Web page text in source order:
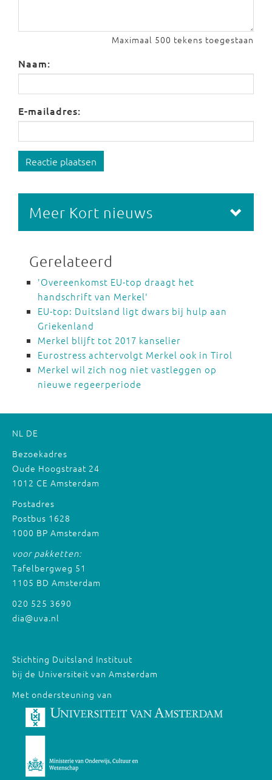
Maximaal 500 tekens toegestaan
Naam:
E-mailadres:
Reactie plaatsen
Meer Kort nieuws
Gerelateerd
'Overeenkomst EU-top draagt het
handschrift van Merkel'
EU-top: Duitsland ligt dwars bij hulp aan
Griekenland
Merkel blijft tot 2017 kanselier
Eurostress achtervolgt Merkel ook in Tirol
Merkel wil zich nog niet vastleggen op
nieuwe regeerperiode
NL DE
Bezoekadres
Oude Hoogstraat 24
1012 CE Amsterdam
Postadres
Postbus 1628
1000 BP Amsterdam
voor pakketten:
Tafelbergweg 51
1105 BD Amsterdam
020 525 3690
dia@uva.nl
Stichting Duitsland Instituut
bij de Universiteit van Amsterdam
Met ondersteuning van